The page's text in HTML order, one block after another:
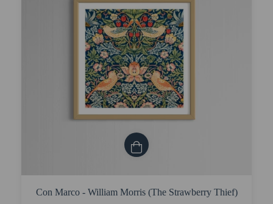
Con Marco - William Morris (The Strawberry Thief)